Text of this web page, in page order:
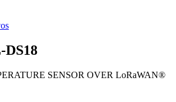
DS18
SENSOR OVER LoRaWAN®